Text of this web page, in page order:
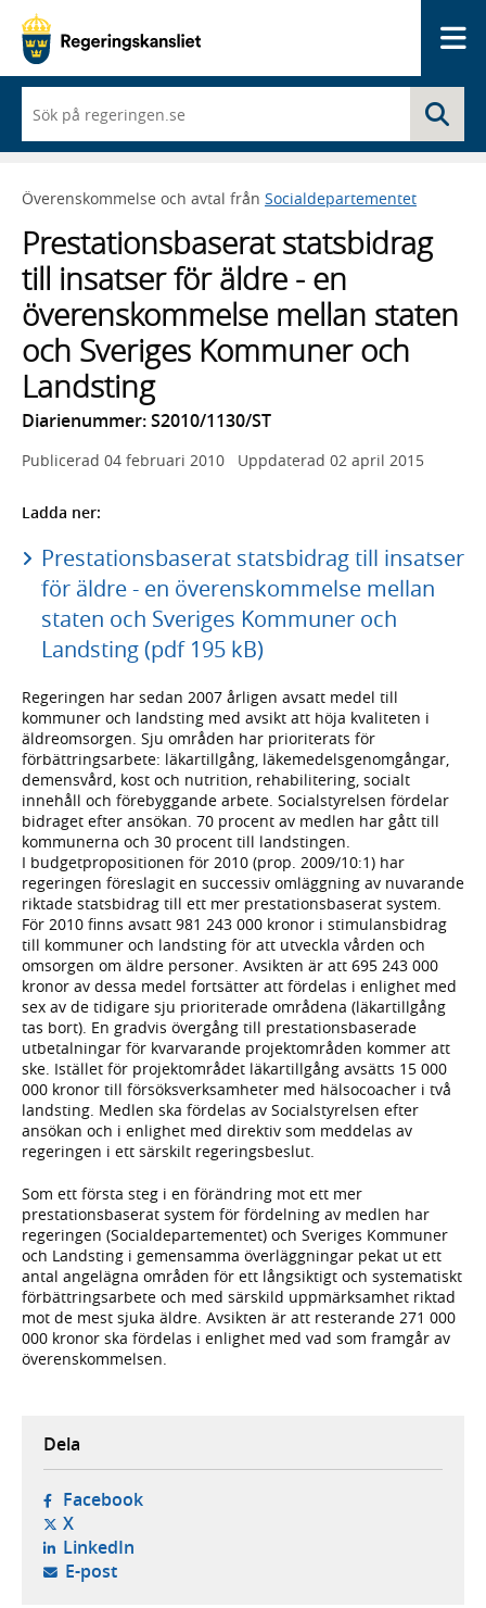
du
börjar
skriva
framträder
lista
med
sökförslag
Överenskommelse och avtal från Socialdepartementet
Prestationsbaserat statsbidrag
till insatser för äldre - en
överenskommelse mellan staten
och Sveriges Kommuner och
Landsting
Diarienummer: S2010/1130/ST
Publicerad 04 februari 2010 Uppdaterad 02 april 2015
Ladda ner:
Prestationsbaserat statsbidrag till insatser
för äldre - en överenskommelse mellan
staten och Sveriges Kommuner och
Landsting (pdf 195 kB)
Regeringen har sedan 2007 årligen avsatt medel till
kommuner och landsting med avsikt att höja kvaliteten i
äldreomsorgen. Sju områden har prioriterats för
förbättringsarbete: läkartillgång, läkemedelsgenomgångar,
demensvård, kost och nutrition, rehabilitering, socialt
innehåll och förebyggande arbete. Socialstyrelsen fördelar
bidraget efter ansökan. 70 procent av medlen har gått till
kommunerna och 30 procent till landstingen.
I budgetpropositionen för 2010 (prop. 2009/10:1) har
regeringen föreslagit en successiv omläggning av nuvarande
riktade statsbidrag till ett mer prestationsbaserat system.
För 2010 finns avsatt 981 243 000 kronor i stimulansbidrag
till kommuner och landsting för att utveckla vården och
omsorgen om äldre personer. Avsikten är att 695 243 000
kronor av dessa medel fortsätter att fördelas i enlighet med
sex av de tidigare sju prioriterade områdena (läkartillgång
tas bort). En gradvis övergång till prestationsbaserade
utbetalningar för kvarvarande projektområden kommer att
ske. Istället för projektområdet läkartillgång avsätts 15 000
000 kronor till försöksverksamheter med hälsocoacher i två
landsting. Medlen ska fördelas av Socialstyrelsen efter
ansökan och i enlighet med direktiv som meddelas av
regeringen i ett särskilt regeringsbeslut.
Som ett första steg i en förändring mot ett mer
prestationsbaserat system för fördelning av medlen har
regeringen (Socialdepartementet) och Sveriges Kommuner
och Landsting i gemensamma överläggningar pekat ut ett
antal angelägna områden för ett långsiktigt och systematiskt
förbättringsarbete och med särskild uppmärksamhet riktad
mot de mest sjuka äldre. Avsikten är att resterande 271 000
000 kronor ska fördelas i enlighet med vad som framgår av
överenskommelsen.
Dela
Facebook- öppnas i ny flik, extern webbplats,
X- öppnas i ny flik, extern webbplats,
LinkedIn- öppnas i ny flik, extern webbplats,
E-post- öppnar din e-postklient,